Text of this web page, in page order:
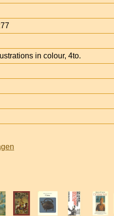
in colour, 4to.